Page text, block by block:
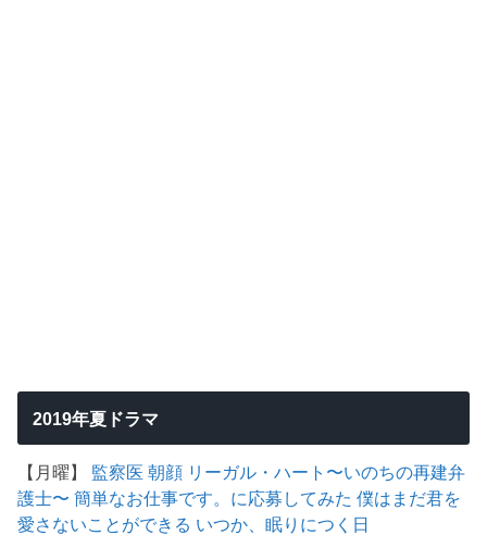
2019年夏ドラマ
【月曜】 監察医 朝顔 リーガル・ハート〜いのちの再建弁
護士〜 簡単なお仕事です。に応募してみた 僕はまだ君を
愛さないことができる いつか、眠りにつく日